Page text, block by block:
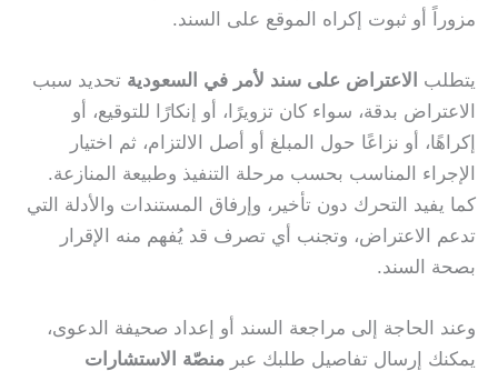
مزوراً أو ثبوت إكراه الموقع على السند.
يتطلب الاعتراض على سند لأمر في السعودية تحديد سبب
الاعتراض بدقة، سواء كان تزويرًا، أو إنكارًا للتوقيع، أو
إكراهًا، أو نزاعًا حول المبلغ أو أصل الالتزام، ثم اختيار
الإجراء المناسب بحسب مرحلة التنفيذ وطبيعة المنازعة.
كما يفيد التحرك دون تأخير، وإرفاق المستندات والأدلة التي
تدعم الاعتراض، وتجنب أي تصرف قد يُفهم منه الإقرار
بصحة السند.
وعند الحاجة إلى مراجعة السند أو إعداد صحيفة الدعوى،
يمكنك إرسال تفاصيل طلبك عبر منصّة الاستشارات